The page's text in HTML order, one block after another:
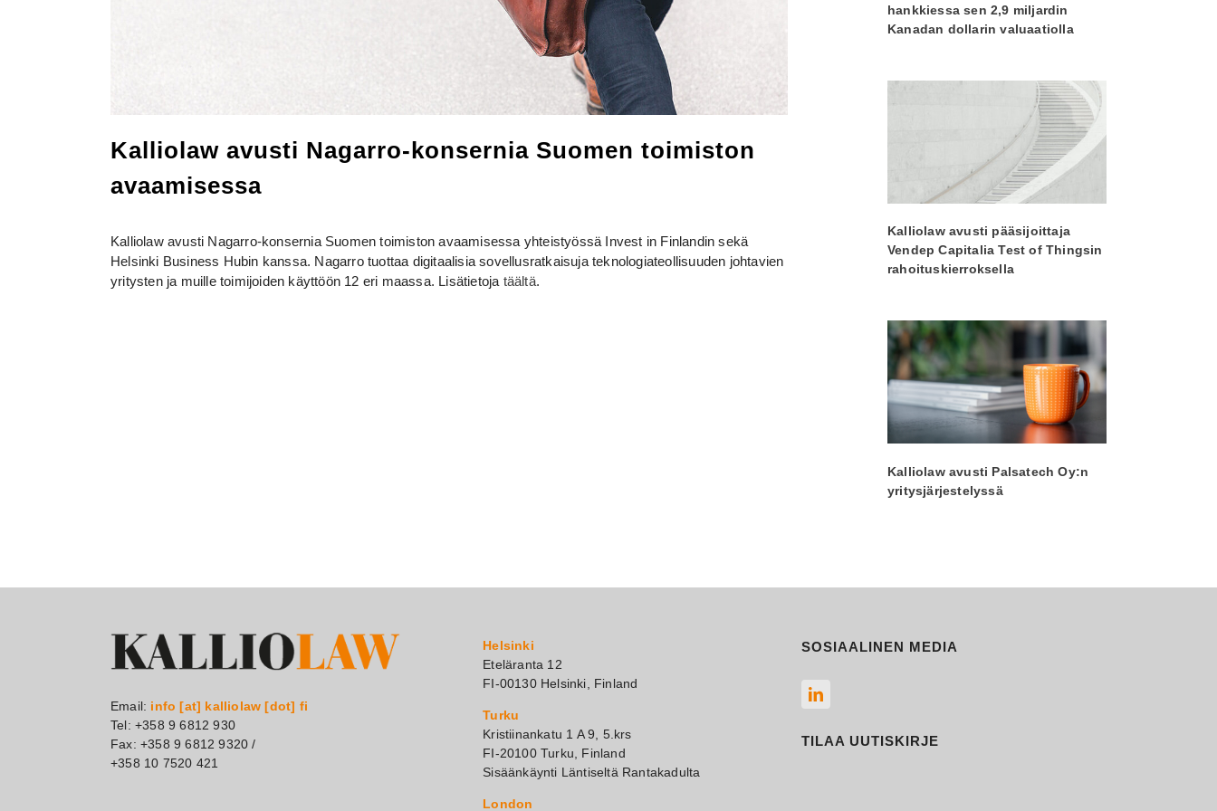
Kalliolaw avusti Nagarro-konsernia Suomen toimiston
avaamisessa
Kalliolaw avusti Nagarro-konsernia Suomen toimiston avaamisessa yhteistyössä Invest in Finlandin sekä
Helsinki Business Hubin kanssa. Nagarro tuottaa digitaalisia sovellusratkaisuja teknologiateollisuuden johtavien
yritysten ja muille toimijoiden käyttöön 12 eri maassa. Lisätietoja täältä.
hankkiessa sen 2,9 miljardin
Kanadan dollarin valuaatiolla
Kalliolaw avusti pääsijoittaja
Vendep Capitalia Test of Thingsin
rahoituskierroksella
Kalliolaw avusti Palsatech Oy:n
yritysjärjestelyssä
Email: info [at] kalliolaw [dot] fi
Tel: +358 9 6812 930
Fax: +358 9 6812 9320 /
+358 10 7520 421
Helsinki
Eteläranta 12
FI-00130 Helsinki, Finland
Turku
Kristiinankatu 1 A 9, 5.krs
FI-20100 Turku, Finland
Sisäänkäynti Läntiseltä Rantakadulta
London
SOSIAALINEN MEDIA
TILAA UUTISKIRJE